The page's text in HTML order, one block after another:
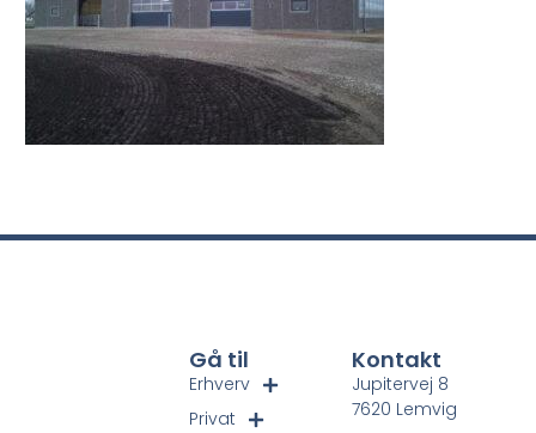
Gå til
Erhverv
Privat
Kontakt
Jupitervej 8
7620 Lemvig